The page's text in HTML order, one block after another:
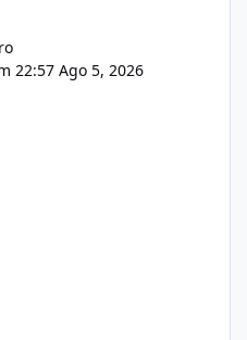
22:57 Ago 5, 2026